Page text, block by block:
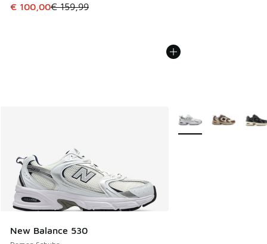
Dieser Artikel ist im Sale. Der Preis ist von € 159,99 auf €
€ 100,00€ 159,99
New Balance 530
Weitere Farben